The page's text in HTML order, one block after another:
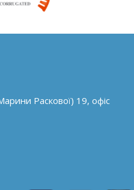
Раскової) 19, офіс